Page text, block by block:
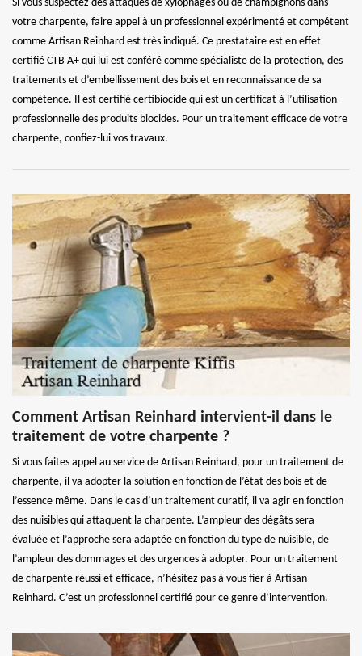
Si vous suspectez des attaques de xylophages ou de champignons dans
votre charpente, faire appel à un professionnel expérimenté et compétent
comme Artisan Reinhard est très indiqué. Ce prestataire est en effet
certifié CTB A+ qui lui est conféré comme spécialiste de la protection, des
traitements et d’embellissement des bois et en reconnaissance de sa
compétence. Il est certifié certibiocide qui est un certificat à l’utilisation
professionnelle des produits biocides. Pour un traitement efficace de votre
charpente, confiez-lui vos travaux.
Comment Artisan Reinhard intervient-il dans le
traitement de votre charpente ?
Si vous faites appel au service de Artisan Reinhard, pour un traitement de
charpente, il va adopter la solution en fonction de l’état des bois et de
l’essence même. Dans le cas d’un traitement curatif, il va agir en fonction
des nuisibles qui attaquent la charpente. L’ampleur des dégâts sera
évaluée et l’approche sera adaptée en fonction du type de nuisible, de
l’ampleur des dommages et des urgences à adopter. Pour un traitement
de charpente réussi et efficace, n’hésitez pas à vous fier à Artisan
Reinhard. C’est un professionnel certifié pour ce genre d’intervention.